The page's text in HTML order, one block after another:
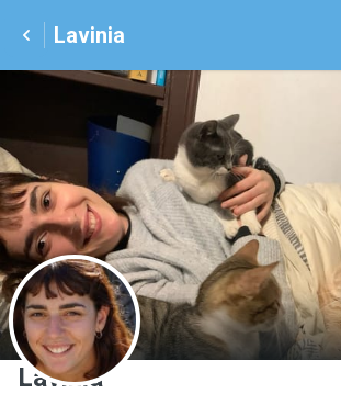
Lavinia
L
Lavinia